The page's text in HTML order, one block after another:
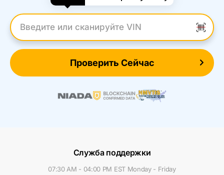
Введите VIN
Проверить Сейчас
Служба поддержки
07:30 AM - 04:00 PM EST Monday - Friday